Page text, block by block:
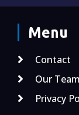
Menu
Contact
Our Team
Privacy